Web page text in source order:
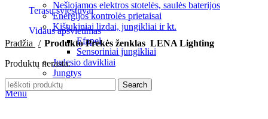
Nešiojamos elektros stotelės, saulės baterijos
Energijos kontrolės prietaisai
Kištukiniai lizdai, jungikliai ir kt.
Efapel
Sensoriniai jungikliai
Judesio davikliai
Jungtys
Menu
Terasų šviestuvai
Vidaus apšvietimas
Pradžia
Produkto Prekės ženklas LENA Lighting
Produktų nerasta.
Search